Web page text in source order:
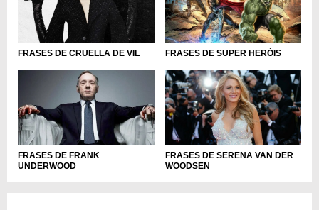
FRASES DE CRUELLA DE VIL FRASES DE SUPER HERÓIS
FRASES DE FRANK
UNDERWOOD
FRASES DE SERENA VAN DER
WOODSEN